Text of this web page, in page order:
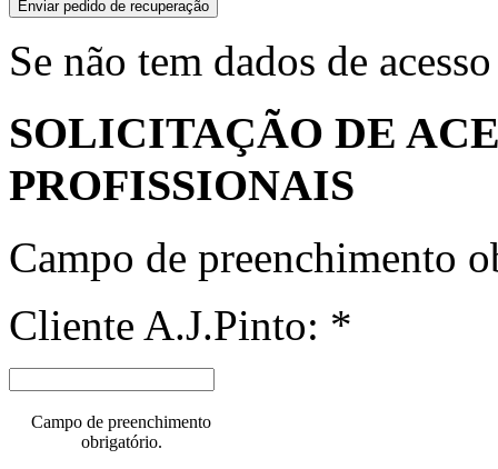
Enviar pedido de recuperação
Se não tem dados de
SOLICITAÇÃO DE
PROFISSIONAIS
Campo de preenchimento
Cliente A.J.Pinto: *
Campo de preenchimento
obrigatório.